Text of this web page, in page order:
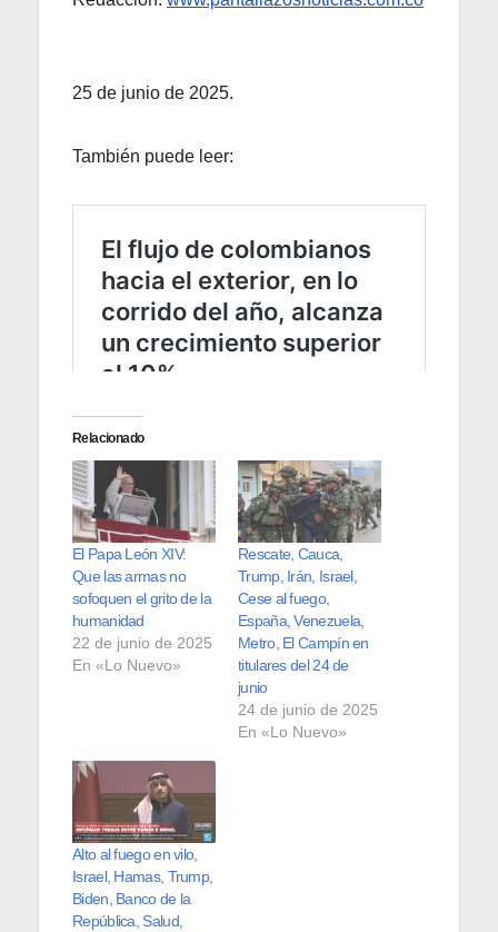
25 de junio de 2025.
También puede leer:
Relacionado
El Papa León XIV:
Que las armas no
sofoquen el grito de la
humanidad
22 de junio de 2025
En «Lo Nuevo»
Rescate, Cauca,
Trump, Irán, Israel,
Cese al fuego,
España, Venezuela,
Metro, El Campín en
titulares del 24 de
junio
24 de junio de 2025
En «Lo Nuevo»
Alto al fuego en vilo,
Israel, Hamas, Trump,
Biden, Banco de la
República, Salud,